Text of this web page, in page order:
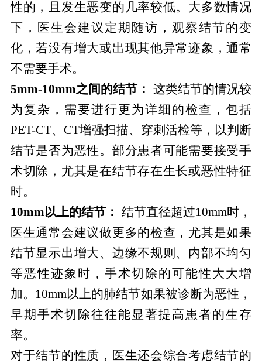
性的，且发生恶变的几率较低。大多数情况
下，医生会建议定期随访，观察结节的变
化，若没有增大或出现其他异常迹象，通常
不需要手术。
5mm-10mm之间的结节：
这类结节的情况较
为复杂，需要进行更为详细的检查，包括
PET-CT、CT增强扫描、穿刺活检等，以判断
结节是否为恶性。部分患者可能需要接受手
术切除，尤其是在结节存在生长或恶性特征
时。
10mm以上的结节：
结节直径超过10mm时，
医生通常会建议做更多的检查，尤其是如果
结节显示出增大、边缘不规则、内部不均匀
等恶性迹象时，手术切除的可能性大大增
加。10mm以上的肺结节如果被诊断为恶性，
早期手术切除往往能显著提高患者的生存
率。
对于结节的性质，医生还会综合考虑结节的